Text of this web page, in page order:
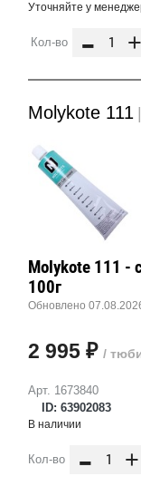
Уточняйте у
Кол-во - +
Molykote 111
Арт. 1673840
ID: 63902083
Molykote 111 -
100г
Обновлено
2 995 ₽ /
В наличии
Кол-во - +